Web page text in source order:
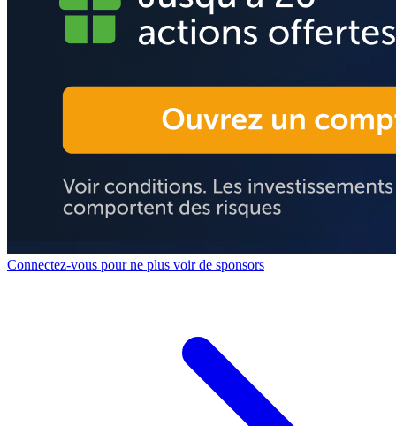
Connectez-vous pour ne plus voir de sponsors